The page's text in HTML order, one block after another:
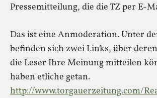
Pressemitteilung, die die TZ per E-
Das ist eine Anmoderation. Unter
befinden sich zwei Links, über
die Leser Ihre Meinung mitteilen
haben etliche getan.
http://www.torgauerzeitung.com/